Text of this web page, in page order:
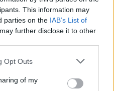
This information may
parties on the IAB’s List of
further disclose it to other
uses one or more Google
behaviour. You may click to
Opt Outs
of my
A
lajstromára most a
illetve három
uniós listán így már
és négy intézmény